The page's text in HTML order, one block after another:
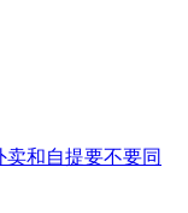
和自提要不要同